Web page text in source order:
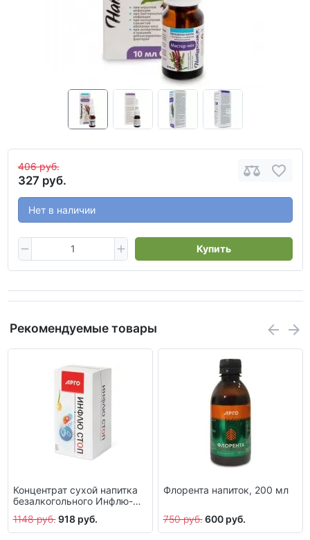
406 руб.
327 руб.
Нет в наличии
Купить
Рекомендуемые товары
Концентрат сухой напитка
безалкогольного Инфлю-
1148 руб. 918 руб.
Флорента напиток, 200 мл
750 руб. 600 руб.